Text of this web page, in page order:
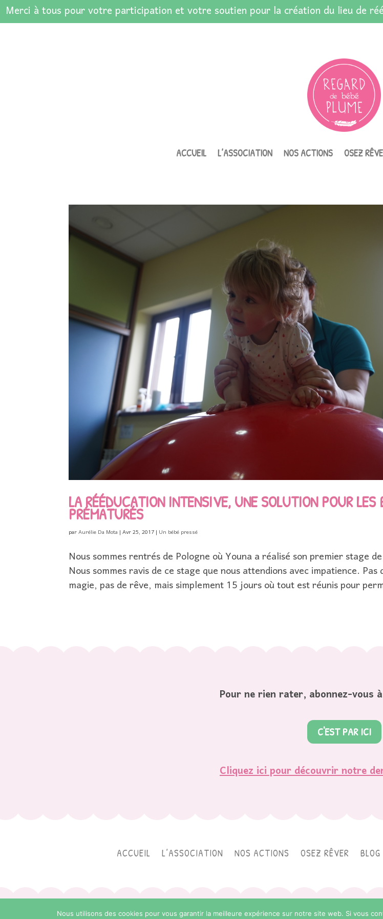
Merci à tous pour votre participation et votre soutien pour la création du lieu de
ACCUEIL L’ASSOCIATION NOS ACTIONS OSEZ
LA RÉÉDUCATION INTENSIVE, UNE SOLUTION POUR LES
PRÉMATURÉS
parAurélie Da Mota|Avr 25, 2017| Un bébé pressé
Nous sommes rentrés de Pologne où Youna a réalisé son premier stage
Nous sommes ravis de ce stage que nous attendions avec impatience.
magie, pas de rêve, mais simplement 15 jours où tout est réunis pour
Pour ne rien rater, abonnez-vous
C'EST PAR ICI
Cliquez ici pour découvrir notre
ACCUEIL L’ASSOCIATION NOS ACTIONS OSEZ RÊVER BLOG
© Copyright 2023. Regard de Bébé Plume. Réalisation et Webdesign
Nous utilisons des cookies pour vous garantir la meilleure expérience sur notre site web. Si vous